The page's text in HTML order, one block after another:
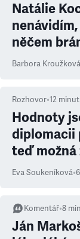
Natálie
něčem
Barbora Kroužková
Rozhovor•12 minut
Hodnoty
diplomacii
teď možná
Eva Soukeníková•
Komentář•8
Ján